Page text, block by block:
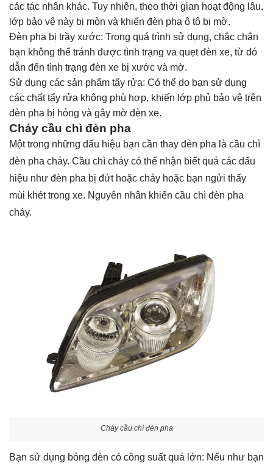
các tác nhân khác. Tuy nhiên, theo thời gian hoạt động lâu,
lớp bảo vệ này bị mòn và khiến đèn pha ô tô bị mờ.
Đèn pha bị trầy xước: Trong quá trình sử dụng, chắc chắn
bạn không thể tránh được tình trạng va quẹt đèn xe, từ đó
dẫn đến tình trạng đèn xe bị xước và mờ.
Sử dụng các sản phẩm tẩy rửa: Có thể do bạn sử dụng
các chất tẩy rửa không phù hợp, khiến lớp phủ bảo vệ trên
đèn pha bị hỏng và gây mờ đèn xe.
Cháy cầu chì đèn pha
Một trong những dấu hiệu bạn cần thay đèn pha là cầu chì
đèn pha cháy. Cầu chì cháy có thể nhận biết quá các dấu
hiệu như đèn pha bị đứt hoặc chảy hoặc bạn ngửi thấy
mùi khét trong xe. Nguyên nhân khiến cầu chì đèn pha
cháy.
Cháy cầu chì đèn pha
Bạn sử dụng bóng đèn có công suất quá lớn: Nếu như bạn